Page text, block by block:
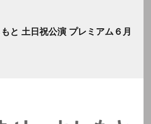
と 土日祝公演 プレミアム６月